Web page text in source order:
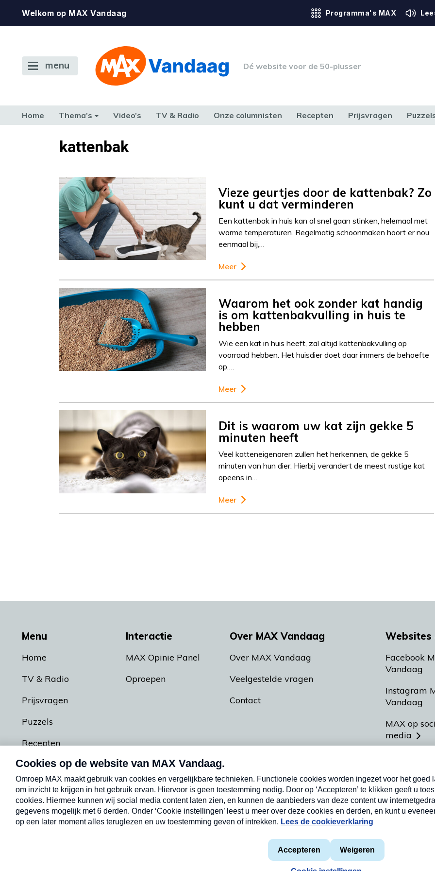
Welkom op MAX Vandaag Programma's MAX
menu Dé website voor de 50-plusser
Home Thema’s Video’s TV & Radio Onze columnisten Recepten Prijsvragen
TERUG NAAR TOENkattenbak
Vieze geurtjes door de kattenbak? Zo
kunt u dat verminderen
Een kattenbak in huis kan al snel gaan stinken, helemaal met
warme temperaturen. Regelmatig schoonmaken hoort er nou
eenmaal bij,…
Meer
Waarom het ook zonder kat handig
is om kattenbakvulling in huis te
hebben
Wie een kat in huis heeft, zal altijd kattenbakvulling op
voorraad hebben. Het huisdier doet daar immers de behoefte
op….
Meer
Dit is waarom uw kat zijn gekke 5
minuten heeft
Veel katteneigenaren zullen het herkennen, de gekke 5
minuten van hun dier. Hierbij verandert de meest rustige kat
opeens in…
Meer
Menu
Home
TV & Radio
Prijsvragen
Puzzels
Recepten
Podcasts
Interactie
MAX Opinie Panel
Oproepen
Over MAX Vandaag
Over MAX Vandaag
Veelgestelde vragen
Contact
Websites
Facebook
Vandaag
Instagram
Vandaag
MAX op
media
Meldpunt
Heel
Privacyverklaring
Cookieverklaring